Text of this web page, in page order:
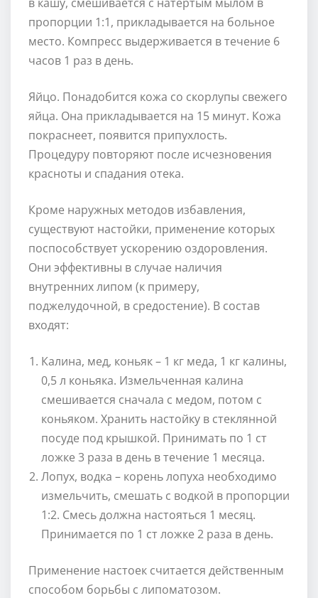
пропорции 1:1, прикладывается на больное
место. Компресс выдерживается в течение 6
часов 1 раз в день.
Яйцо. Понадобится кожа со скорлупы свежего
яйца. Она прикладывается на 15 минут. Кожа
покраснеет, появится припухлость.
Процедуру повторяют после исчезновения
красноты и спадания отека.
Кроме наружных методов избавления,
существуют настойки, применение которых
поспособствует ускорению оздоровления.
Они эффективны в случае наличия
внутренних липом (к примеру,
поджелудочной, в средостение). В состав
входят:
Калина, мед, коньяк – 1 кг меда, 1 кг калины,
0,5 л коньяка. Измельченная калина
смешивается сначала с медом, потом с
коньяком. Хранить настойку в стеклянной
посуде под крышкой. Принимать по 1 ст
ложке 3 раза в день в течение 1 месяца.
Лопух, водка – корень лопуха необходимо
измельчить, смешать с водкой в пропорции
1:2. Смесь должна настояться 1 месяц.
Принимается по 1 ст ложке 2 раза в день.
Применение настоек считается действенным
способом борьбы с липоматозом.